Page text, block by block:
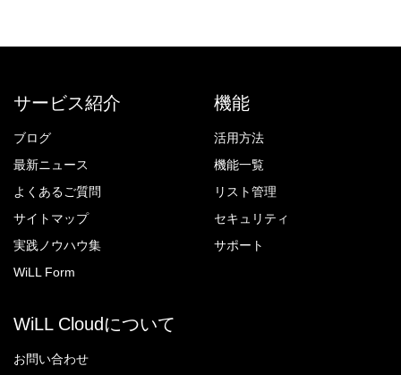
サービス紹介
ブログ
最新ニュース
よくあるご質問
サイトマップ
実践ノウハウ集
WiLL Form
機能
活用方法
機能一覧
リスト管理
セキュリティ
サポート
WiLL Cloudについて
お問い合わせ